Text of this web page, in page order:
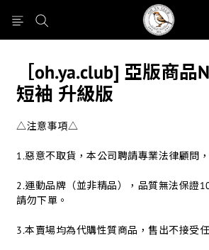
［oh.ya.club] 亞版商品
短袖 升級版
△注意事項△
1.惡意不取貨，本公司聘請專業法律顧問
2.運動品牌（並非精品），品質無法保證
請勿下單。
3.本賣場均為代購性質商品，售出不接受